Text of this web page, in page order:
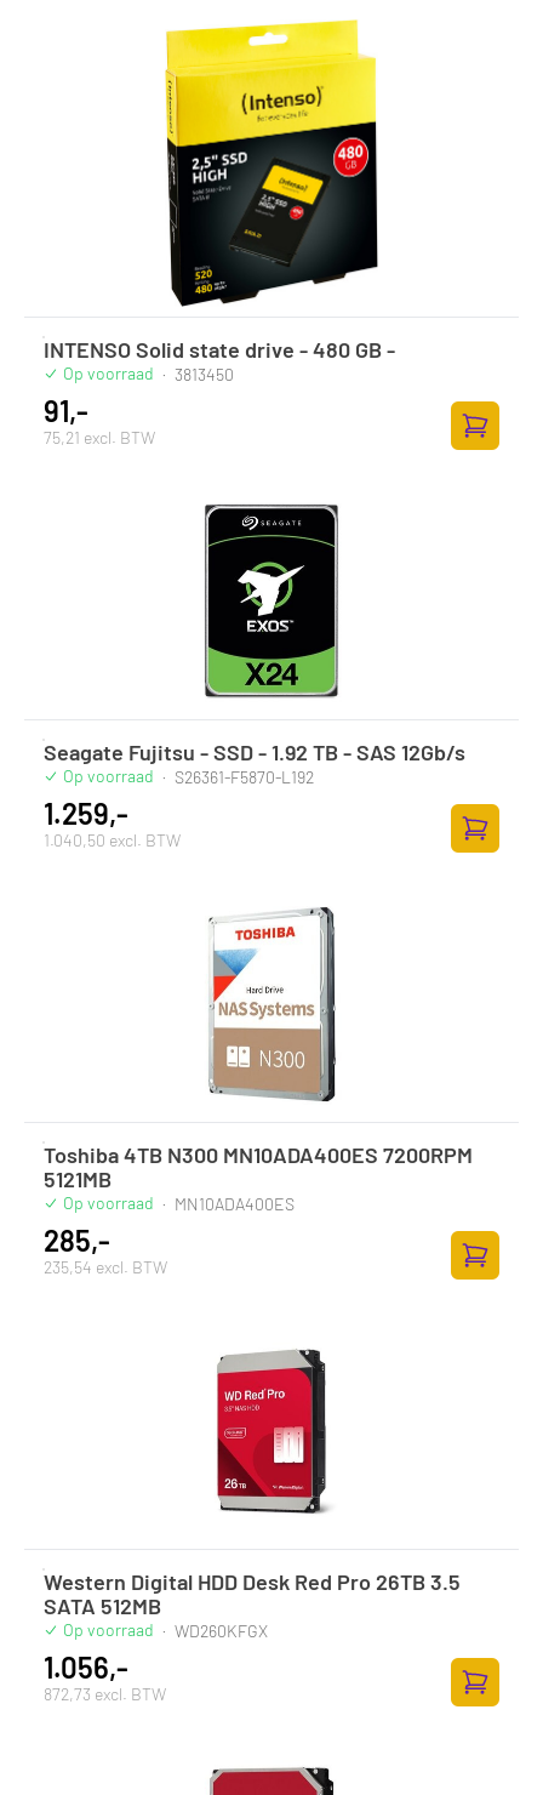
INTENSO Solid state drive - 480 GB -
Op voorraad · 3813450
91,-
75,21 excl. BTW
Zum
Seagate Fujitsu - SSD - 1.92 TB - SAS 12Gb/s
Op voorraad · S26361-F5870-L192
1.259,-
1.040,50 excl. BTW
Zum
Toshiba 4TB N300 MN10ADA400ES 7200RPM
5121MB
Op voorraad · MN10ADA400ES
285,-
235,54 excl. BTW
Zum
Western Digital HDD Desk Red Pro 26TB 3.5
SATA 512MB
Op voorraad · WD260KFGX
1.056,-
872,73 excl. BTW
Zum